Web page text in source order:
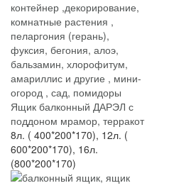
Ящик балконный ДАРЭЛ с
поддоном мрамор, терракот
8л. ( 400*200*170), 12л. (
600*200*170), 16л.
(800*200*170)